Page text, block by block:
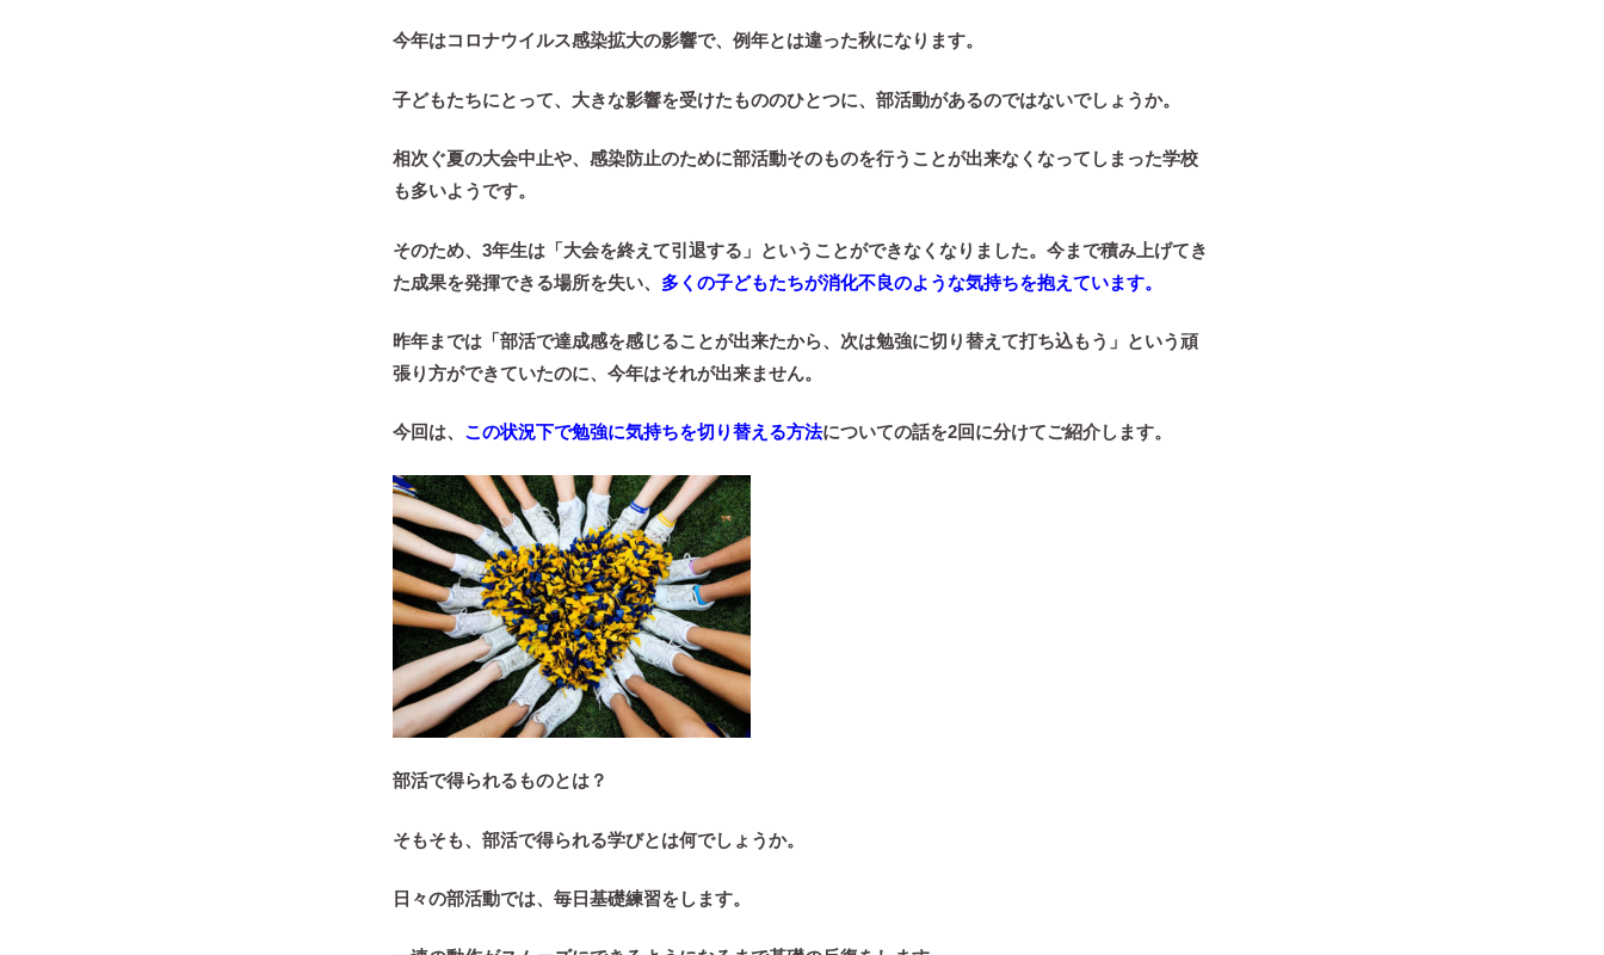
今年はコロナウイルス感染拡大の影響で、例年とは違った秋になります。
子どもたちにとって、大きな影響を受けたもののひとつに、部活動があるのではないでしょうか。
相次ぐ夏の大会中止や、感染防止のために部活動そのものを行うことが出来なくなってしまった学校
も多いようです。
そのため、3年生は 「大会を終えて引退する」 ということができなくなりました。今まで積み上げてき
た成果を発揮できる場所を失い、 多くの子どもたちが消化不良のような気持ちを抱えています。
昨年までは「部活で達成感を感じることが出来たから、次は勉強に切り替えて打ち込もう」という頑
張り方ができていたのに、 今年はそれが出来ません。
今回は、 この状況下で勉強に気持ちを切り替える方法についての話を2回に分けてご紹介します。
部活で得られるものとは？
そもそも、部活で得られる学びとは何でしょうか。
日々の部活動では、毎日基礎練習をします。